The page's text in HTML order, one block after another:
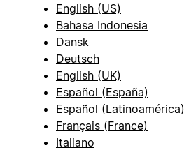
English (US)
Bahasa Indonesia
Dansk
Deutsch
English (UK)
Español (España)
Español (Latinoamérica)
Français (France)
Italiano